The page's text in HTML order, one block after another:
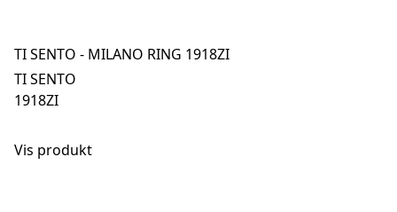
TI SENTO - MILANO RING 1918ZI
TI SENTO
1918ZI
Vis produkt